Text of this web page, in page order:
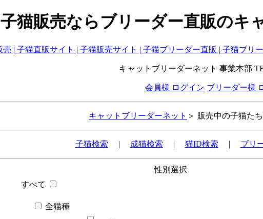
子猫販売ならブリーダー直販のキ
キャットブリーダーネット 事業本部
会員様 ログイン ブリーダー様
キャットブリーダーネット ＞ 販売中の子猫た
子猫検索 | 成猫検索 | 猫ID検索 | ブリ
性別選択
すべて
全猫種